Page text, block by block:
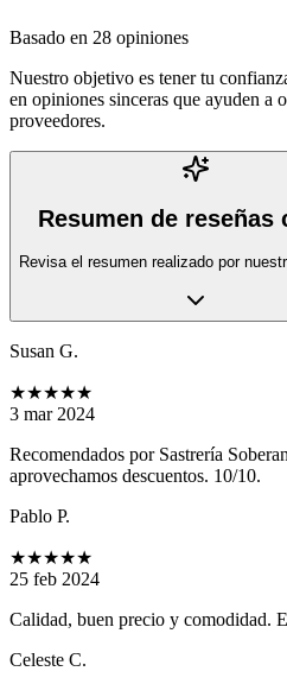
Basado en 28 opiniones
Nuestro objetivo es tener tu
en opiniones sinceras que ayuden a
proveedores.
Resumen de reseñas
Revisa el resumen realizado por
Susan G.
★★★★★
3 mar 2024
Recomendados por Sastrería
aprovechamos descuentos. 10/10.
Pablo P.
★★★★★
25 feb 2024
Calidad, buen precio y comodidad.
Celeste C.